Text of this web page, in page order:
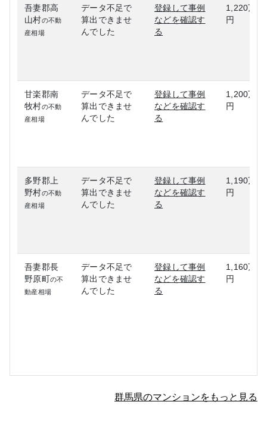
吾妻郡高
山村の不動
産相場
データ不足で
算出できませ
んでした
登録して事例
などを確認す
る
1,220万
円
甘楽郡南
牧村の不動
産相場
データ不足で
算出できませ
んでした
登録して事例
などを確認す
る
1,200万
円
多野郡上
野村の不動
産相場
データ不足で
算出できませ
んでした
登録して事例
などを確認す
る
1,190万
円
吾妻郡長
野原町の不
動産相場
データ不足で
算出できませ
んでした
登録して事例
などを確認す
る
1,160万
円
群馬県のマンションをもっと見る